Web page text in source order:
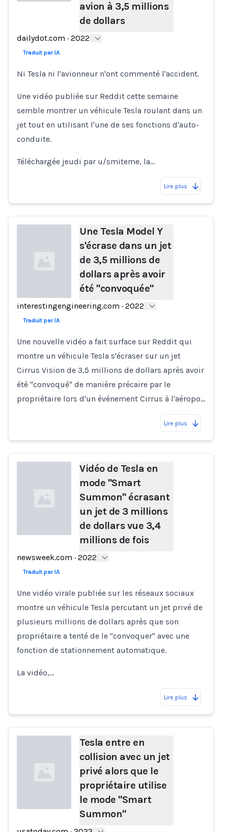
avion à 3,5 millions
de dollars
dailydot.com · 2022
Traduit par IA
Ni Tesla ni l'avionneur n'ont commenté l'accident.
Une vidéo publiée sur Reddit cette semaine
semble montrer un véhicule Tesla roulant dans un
jet tout en utilisant l'une de ses fonctions d'auto-
conduite.
Téléchargée jeudi par u/smiteme, la…
Lire plus
Loading...
Une Tesla Model Y
s'écrase dans un jet
de 3,5 millions de
dollars après avoir
été "convoquée"
interestingengineering.com · 2022
Traduit par IA
Une nouvelle vidéo a fait surface sur Reddit qui
montre un véhicule Tesla s'écraser sur un jet
Cirrus Vision de 3,5 millions de dollars après avoir
été "convoqué" de manière précaire par le
propriétaire lors d'un événement Cirrus à l'aéropo…
Lire plus
Loading...
Vidéo de Tesla en
mode "Smart
Summon" écrasant
un jet de 3 millions
de dollars vue 3,4
millions de fois
newsweek.com · 2022
Traduit par IA
Une vidéo virale publiée sur les réseaux sociaux
montre un véhicule Tesla percutant un jet privé de
plusieurs millions de dollars après que son
propriétaire a tenté de le "convoquer" avec une
fonction de stationnement automatique.
La vidéo,…
Lire plus
Tesla entre en
collision avec un jet
privé alors que le
propriétaire utilise
le mode "Smart
Summon"